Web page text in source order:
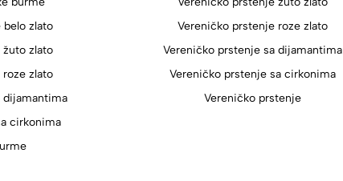
belo zlato
žuto zlato
roze zlato
dijamantima
cirkonima
Vereničko prstenje roze zlato
Vereničko prstenje sa dijamantima
Vereničko prstenje sa cirkonima
Vereničko prstenje